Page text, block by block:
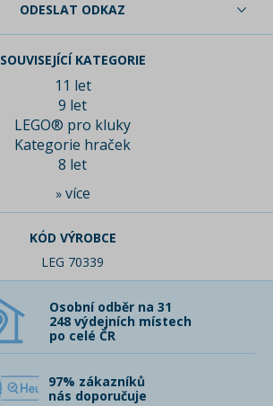
ODESLAT ODKAZ
SOUVISEJÍCÍ KATEGORIE
11 let
9 let
LEGO® pro kluky
Kategorie hraček
8 let
» více
KÓD VÝROBCE
LEG 70339
Osobní odběr na 31
248 výdejních místech
po celé ČR
97% zákazníků
nás doporučuje